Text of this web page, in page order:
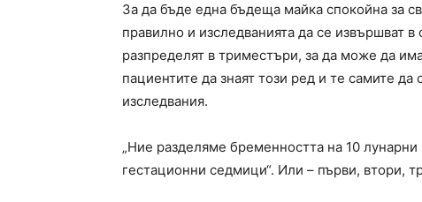
За да бъде една бъдеща майка спокойна за
правилно и изследванията да се извършват
разпределят в триместъри, за да може да
пациентите да знаят този ред и те самите
изследвания.
„Ние разделяме бременността на 10
гестационни седмици“. Или – първи, втори,